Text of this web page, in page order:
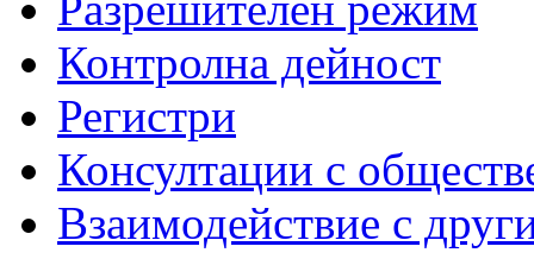
Контролна дейност
Регистри
Консултации с
Взаимодействие с